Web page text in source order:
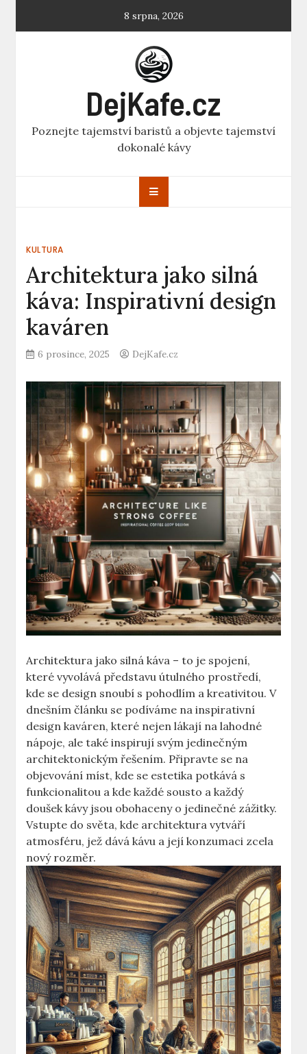
8 srpna, 2026
DejKafe.cz
Poznejte tajemství baristů a objevte tajemství
dokonalé kávy
KULTURA
Architektura jako silná
káva: Inspirativní design
kaváren
6 prosince, 2025 DejKafe.cz
Architektura jako silná káva – to je spojení,
které vyvolává představu útulného prostředí,
kde se design snoubí s pohodlím a kreativitou. V
dnešním článku se podíváme na inspirativní
design kaváren, které nejen lákají na lahodné
nápoje, ale také inspirují svým jedinečným
architektonickým řešením. Připravte se na
objevování míst, kde se estetika potkává s
funkcionalitou a kde každé sousto a každý
doušek kávy jsou obohaceny o jedinečné zážitky.
Vstupte do světa, kde architektura vytváří
atmosféru, jež dává kávu a její konzumaci zcela
nový rozměr.